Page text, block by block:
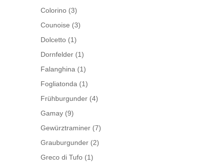
Colorino (3)
Counoise (3)
Dolcetto (1)
Dornfelder (1)
Falanghina (1)
Fogliatonda (1)
Frühburgunder (4)
Gamay (9)
Gewürztraminer (7)
Grauburgunder (2)
Greco di Tufo (1)